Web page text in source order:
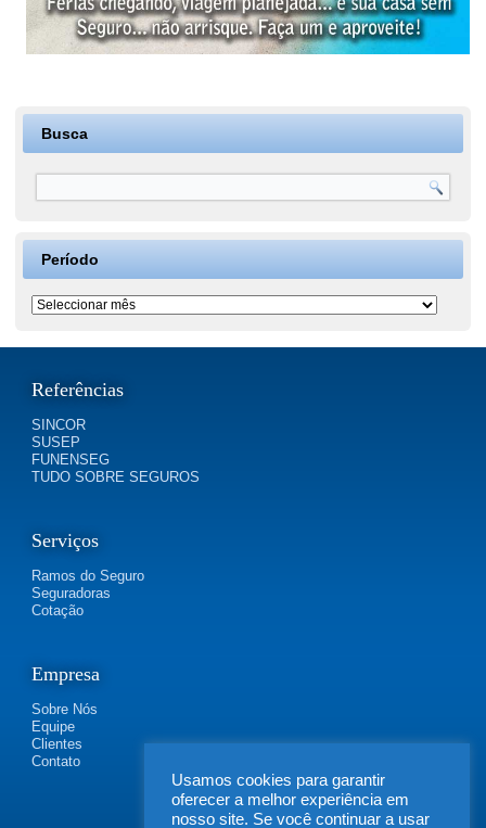
Busca
Período
Período
Referências
SINCOR
SUSEP
FUNENSEG
TUDO SOBRE SEGUROS
Serviços
Ramos do Seguro
Seguradoras
Cotação
Empresa
Sobre Nós
Equipe
Clientes
Contato
Usamos cookies para garantir
oferecer a melhor experiência em
nosso site. Se você continuar a usar